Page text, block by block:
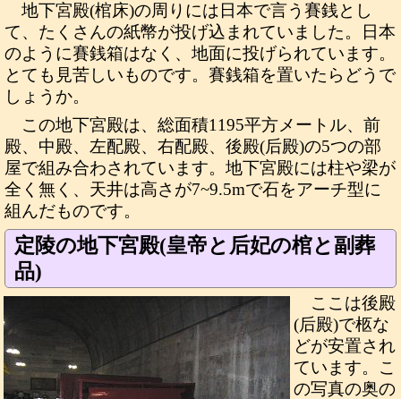
地下宮殿(棺床)の周りには日本で言う賽銭とし
て、たくさんの紙幣が投げ込まれていました。日本
のように賽銭箱はなく、地面に投げられています。
とても見苦しいものです。賽銭箱を置いたらどうで
しょうか。
この地下宮殿は、総面積1195平方メートル、前
殿、中殿、左配殿、右配殿、後殿(后殿)の5つの部
屋で組み合わされています。地下宮殿には柱や梁が
全く無く、天井は高さが7~9.5mで石をアーチ型に
組んだものです。
定陵の地下宮殿(皇帝と后妃の棺と副葬
品)
ここは後殿
(后殿)で柩な
どが安置され
ています。こ
の写真の奥の